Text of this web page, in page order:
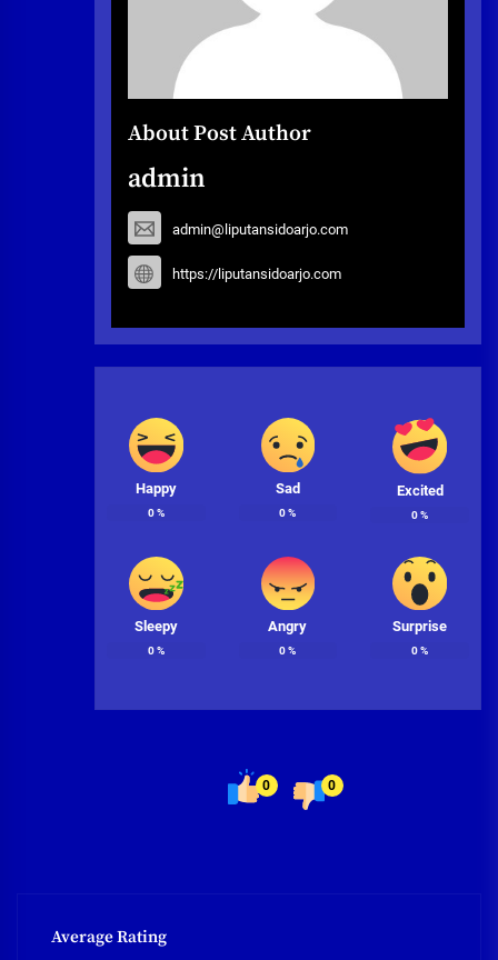
About Post Author
admin
admin@liputansidoarjo.com
https://liputansidoarjo.com
Happy
0%
Sad
0%
Excited
0%
Sleepy
0%
Angry
0%
Surprise
0%
0 0
Average Rating